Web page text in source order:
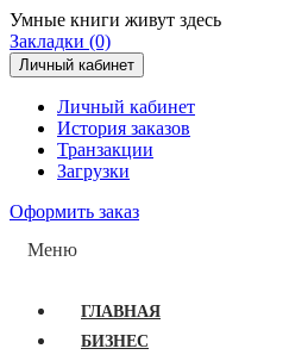
Умные книги живут здесь
Закладки (0)
Личный кабинет
Личный кабинет
История заказов
Транзакции
Загрузки
Оформить заказ
Меню
ГЛАВНАЯ
БИЗНЕС